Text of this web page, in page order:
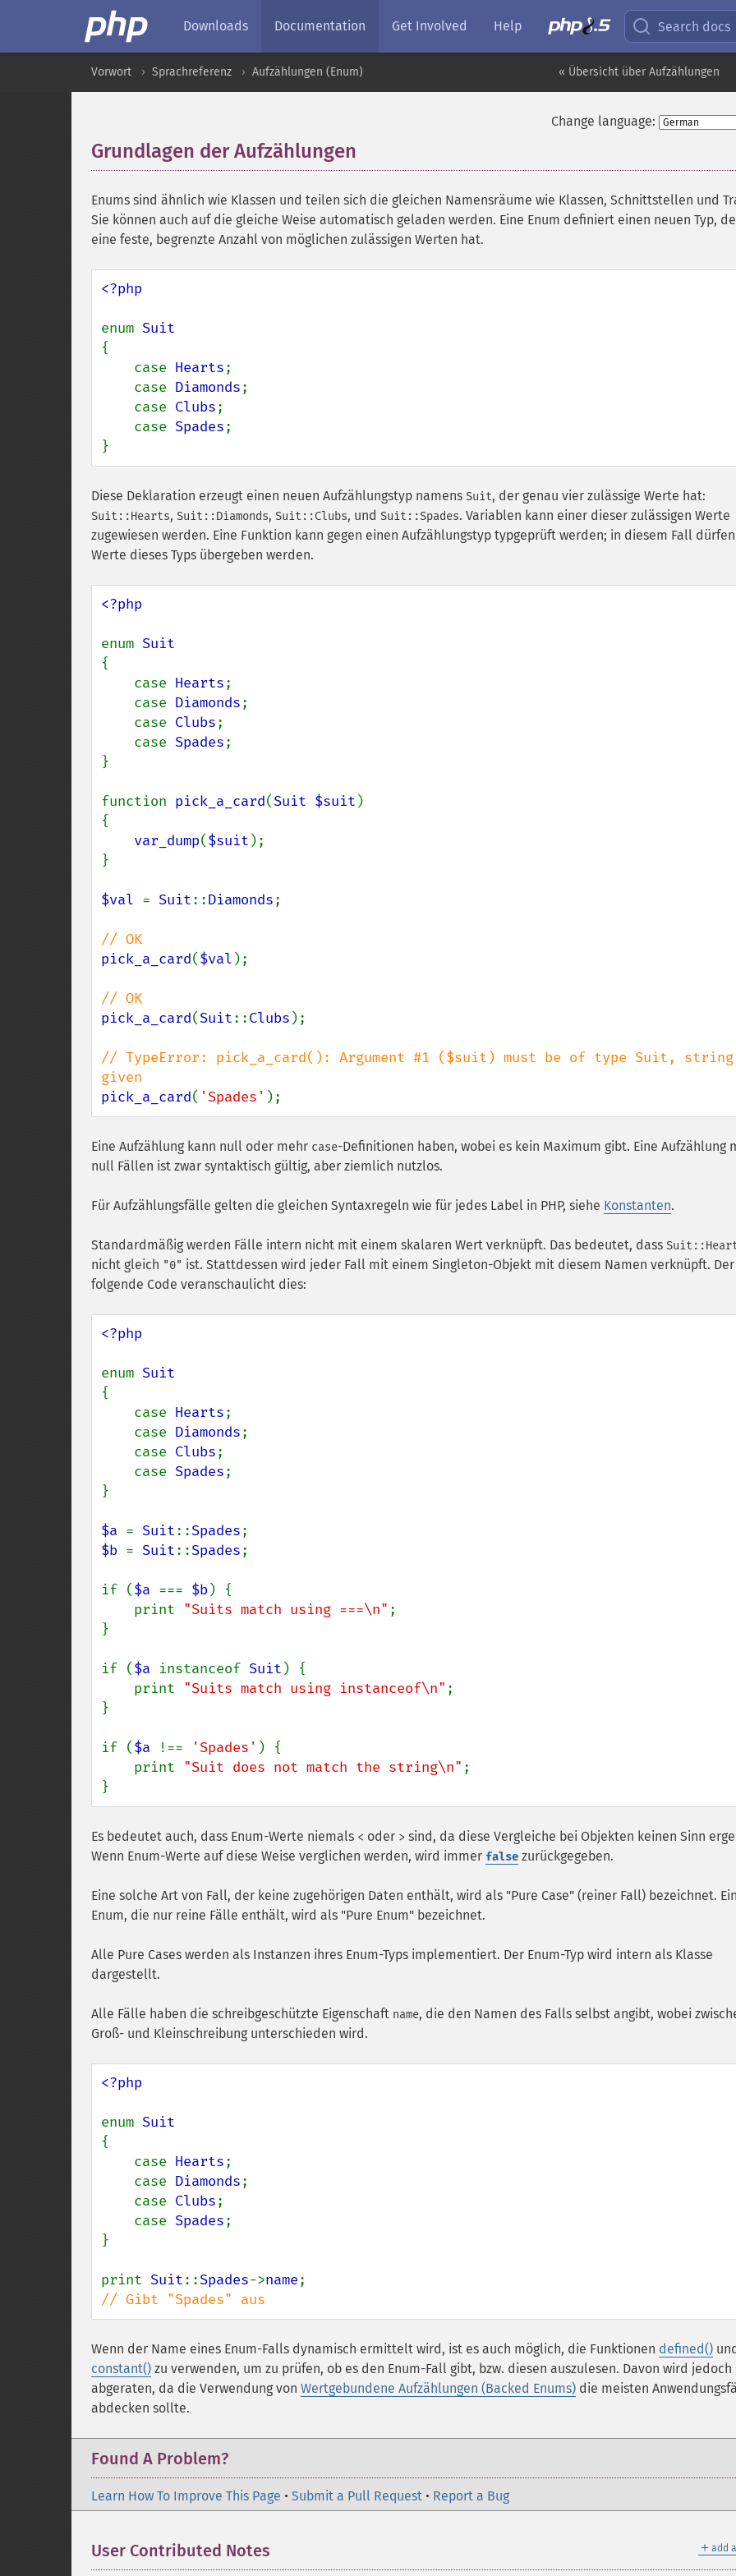
Downloads Documentation Get Involved Help Search docs
« Übersicht über Aufzählungen
Vorwort Sprachreferenz Aufzählungen (Enum)
Change language:
Grundlagen der Aufzählungen
Enums sind ähnlich wie Klassen und teilen sich die gleichen Namensräume wie Klassen, Schnittstellen und
Sie können auch auf die gleiche Weise automatisch geladen werden. Eine Enum definiert einen neuen Typ,
eine feste, begrenzte Anzahl von möglichen zulässigen Werten hat.
<?php
enum
{
    case
Hearts;
    case
Diamonds;
    case
Clubs;
    case
Spades;
}
Diese Deklaration erzeugt einen neuen Aufzählungstyp namens Suit, der genau vier zulässige Werte hat:
Suit::Hearts, Suit::Diamonds, Suit::Clubs, und Suit::Spades. Variablen kann einer dieser zulässigen Werte
zugewiesen werden. Eine Funktion kann gegen einen Aufzählungstyp typgeprüft werden; in diesem Fall
Werte dieses Typs übergeben werden.
<?php
enum
{
    case
Hearts;
    case
Diamonds;
    case
Clubs;
    case
Spades;
}
function pick_a_card(Suit $suit )
{
var_dump($suit );
}
$val = Suit::Diamonds;
pick_a_card($val );
pick_a_card(Suit::Clubs );
// TypeError: pick_a_card(): Argument #1 ($suit) must be of type Suit, string
pick_a_card( 'Spades' );
Eine Aufzählung kann null oder mehr case-Definitionen haben, wobei es kein Maximum gibt. Eine Aufzählung
null Fällen ist zwar syntaktisch gültig, aber ziemlich nutzlos.
Für Aufzählungsfälle gelten die gleichen Syntaxregeln wie für jedes Label in PHP, siehe Konstanten.
Standardmäßig werden Fälle intern nicht mit einem skalaren Wert verknüpft. Das bedeutet, dass
nicht gleich "0" ist. Stattdessen wird jeder Fall mit einem Singleton-Objekt mit diesem Namen verknüpft. Der
folgende Code veranschaulicht dies:
<?php
enum
{
    case
Hearts;
    case
Diamonds;
    case
Clubs;
    case
Spades;
}
$a = Suit::Spades
$b = Suit::Spades;
if ($a === $b) {
    print
"Suits match using ===\n" ;
}
if ($a instanceof Suit ) {
    print
"Suits match using instanceof\n" ;
}
if ($a !== 'Spades' ) {
    print
"Suit does not match the string\n" ;
}
Es bedeutet auch, dass Enum-Werte niemals < oder > sind, da diese Vergleiche bei Objekten keinen Sinn
Wenn Enum-Werte auf diese Weise verglichen werden, wird immer false zurückgegeben.
Eine solche Art von Fall, der keine zugehörigen Daten enthält, wird als "Pure Case" (reiner Fall) bezeichnet.
Enum, die nur reine Fälle enthält, wird als "Pure Enum" bezeichnet.
Alle Pure Cases werden als Instanzen ihres Enum-Typs implementiert. Der Enum-Typ wird intern als Klasse
dargestellt.
Alle Fälle haben die schreibgeschützte Eigenschaft name, die den Namen des Falls selbst angibt, wobei
Groß- und Kleinschreibung unterschieden wird.
<?php
enum
{
    case
Hearts;
    case
Diamonds;
    case
Clubs;
    case
Spades;
}
print Suit::Spades->name
// Gibt "Spades" aus
Wenn der Name eines Enum-Falls dynamisch ermittelt wird, ist es auch möglich, die Funktionen defined()
constant() zu verwenden, um zu prüfen, ob es den Enum-Fall gibt, bzw. diesen auszulesen. Davon wird jedoch
abgeraten, da die Verwendung von Wertgebundene Aufzählungen (Backed Enums) die meisten
abdecken sollte.
Found A Problem?
Learn How To Improve This Page • Submit a Pull Request • Report a Bug
＋ add
User Contributed Notes